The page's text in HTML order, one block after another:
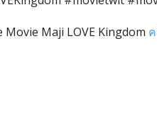
Maji LOVE Kingdom